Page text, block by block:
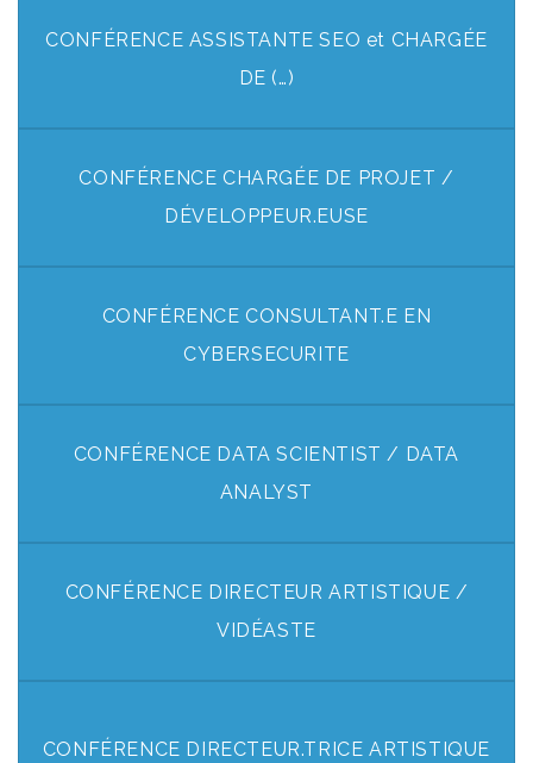
CONFÉRENCE ASSISTANTE SEO et CHARGÉE
DE (…)
CONFÉRENCE CHARGÉE DE PROJET /
DÉVELOPPEUR.EUSE
CONFÉRENCE CONSULTANT.E EN
CYBERSECURITE
CONFÉRENCE DATA SCIENTIST / DATA
ANALYST
CONFÉRENCE DIRECTEUR ARTISTIQUE /
VIDÉASTE
CONFÉRENCE DIRECTEUR.TRICE ARTISTIQUE